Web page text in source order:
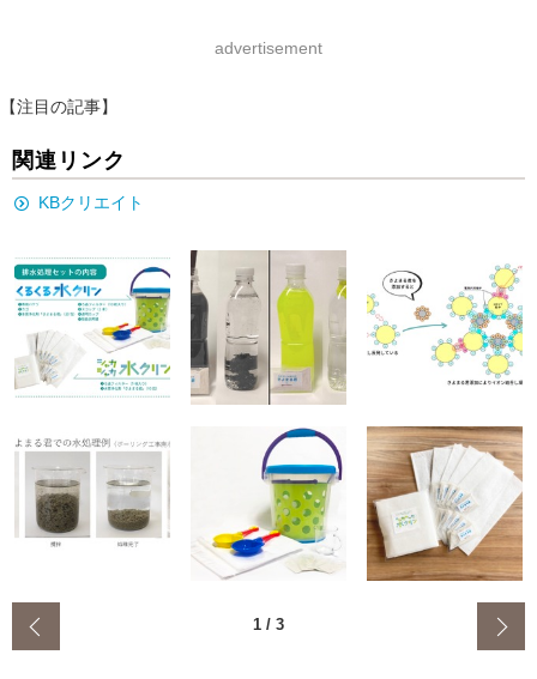
advertisement
【注目の記事】
関連リンク
KBクリエイト
1 / 3